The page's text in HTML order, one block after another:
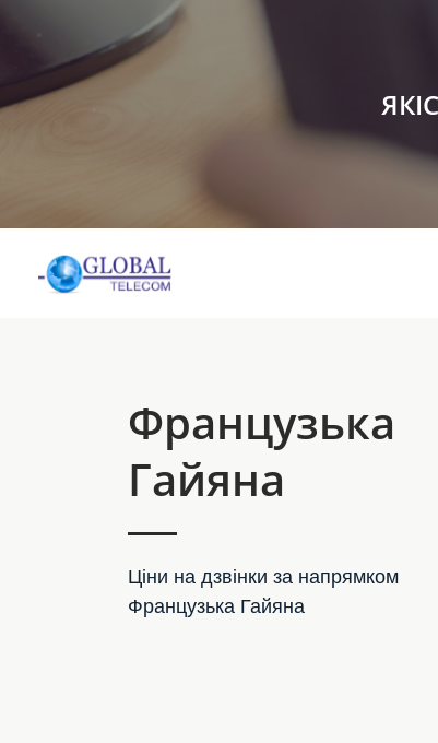
Французька
Гайяна
Ціни на дзвінки за напрямком
Французька Гайяна